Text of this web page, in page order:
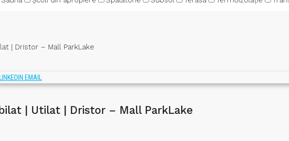
| Dristor – Mall ParkLake
LINKEDIN EMAIL
| Utilat | Dristor – Mall ParkLake